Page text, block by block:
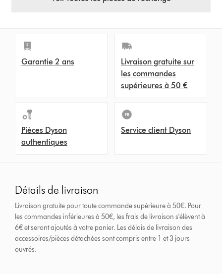
Garantie 2 ans
Livraison gratuite sur
les commandes
supérieures à 50 €
Pièces Dyson
authentiques
Service client Dyson
Détails de livraison
Livraison gratuite pour toute commande supérieure à 50€. Pour
les commandes inférieures à 50€, les frais de livraison s'élèvent à
6€ et seront ajoutés à votre panier. Les délais de livraison des
accessoires/pièces détachées sont compris entre 1 et 3 jours
ouvrés.